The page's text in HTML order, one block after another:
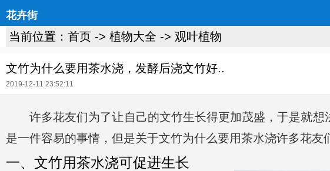
花卉街
当前位置： 首页 -> 植物大全 -> 观叶植物
文竹为什么要用茶水浇，发酵后浇文竹好..
2019-12-11 23:52:11
许多花友们为了让自己的文竹生长得更加茂盛，于是就
是一件容易的事情，但是关于文竹为什么要用茶水浇许多花友
一、文竹用茶水浇可促进生长